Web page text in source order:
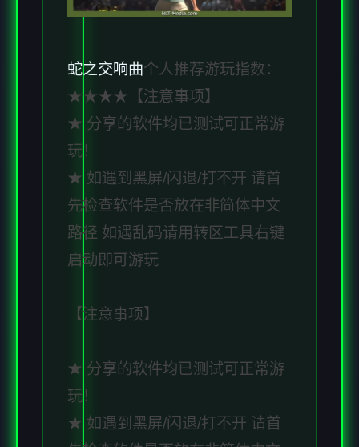
蛇之交响曲个人推荐游玩指数：
★★★★【注意事项】
★ 分享的软件均已测试可正常游
玩！
★ 如遇到黑屏/闪退/打不开 请首
先检查软件是否放在非简体中文
路径 如遇乱码请用转区工具右键
启动即可游玩
【注意事项】
★ 分享的软件均已测试可正常游
玩！
★ 如遇到黑屏/闪退/打不开 请首